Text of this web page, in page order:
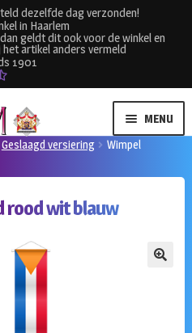
dezelfde dag verzonden!
in Haarlem
geldt dit ook voor de winkel en
artikel anders vermeld
1901
MENU
Geslaagd versiering
Wimpel
rood wit blauw